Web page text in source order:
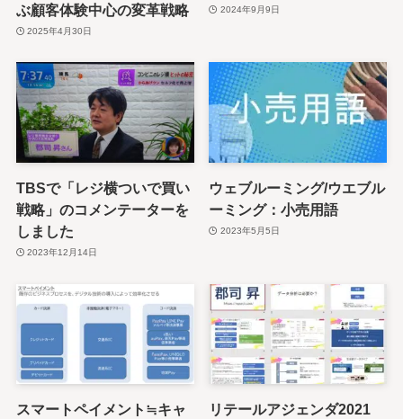
ぶ顧客体験中心の変革戦略
2025年4月30日
2024年9月9日
TBSで「レジ横ついで買い
戦略」のコメンテーターを
しました
2023年12月14日
ウェブルーミング/ウエブル
ーミング：小売用語
2023年5月5日
スマートペイメント≒キャ
リテールアジェンダ2021